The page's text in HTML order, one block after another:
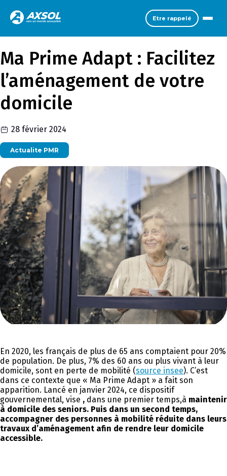
Etre rappelé
Ma Prime Adapt : Facilitez
l’aménagement de votre
domicile
28 février 2024
Actualite PMR
En 2020, les français de plus de 65 ans comptaient pour 20%
de population. De plus, 7% des 60 ans ou plus vivant à leur
domicile, sont en perte de mobilité (source insee). C’est
dans ce contexte que « Ma Prime Adapt » a fait son
apparition. Lancé en janvier 2024, ce dispositif
gouvernemental, vise , dans une premier temps,à maintenir
à domicile des seniors. Puis dans un second temps,
accompagner des personnes à mobilité réduite dans leurs
travaux d’aménagement afin de rendre leur domicile
accessible.